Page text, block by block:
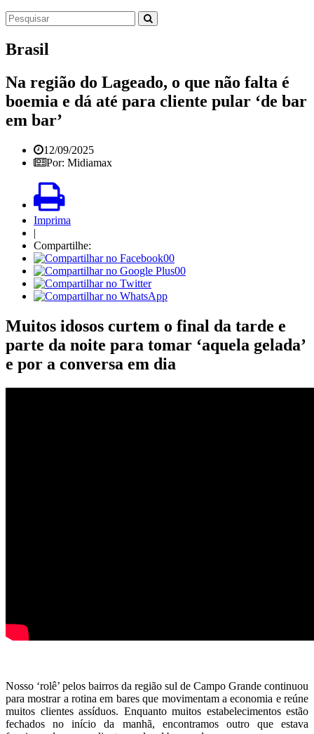
Brasil
Na região do Lageado, o que não falta é
boemia e dá até para cliente pular ‘de bar
em bar’
12/09/2025
Por: Midiamax
Imprima
|
Compartilhe:
00
00
Muitos idosos curtem o final da tarde e
parte da noite para tomar ‘aquela gelada’
e por a conversa em dia
Nosso ‘rolê’ pelos bairros da região sul de Campo Grande continuou
para mostrar a rotina em bares que movimentam a economia e reúne
muitos clientes assíduos. Enquanto muitos estabelecimentos estão
fechados no início da manhã, encontramos outro que estava